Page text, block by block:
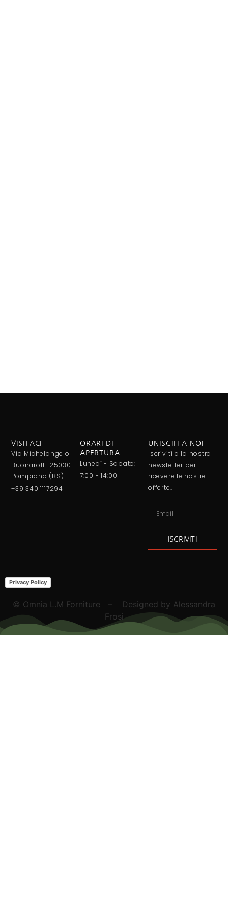
VISITACI
Via Michelangelo
Buonarotti 25030
Pompiano (BS)
+39 340 1117294
ORARI DI
APERTURA
Lunedì - Sabato:
7:00 - 14:00
UNISCITI A NOI
Iscriviti alla nostra
newsletter per
ricevere le nostre
offerte.
ISCRIVITI
Privacy Policy
© Omnia L.M Forniture – Designed by Alessandra
Frosi